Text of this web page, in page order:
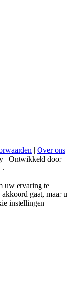
Over ons
| Ontwikkeld door
.
uw ervaring te
akkoord gaat, maar u
instellingen